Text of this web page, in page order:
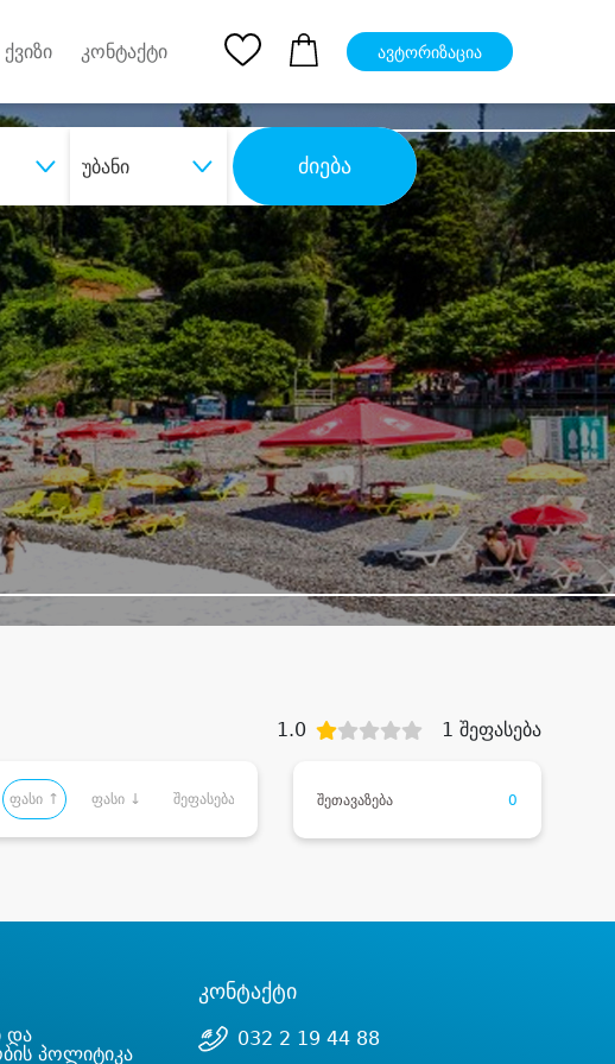
ქვიზი კონტაქტი ავტორიზაცია
უბანი ძიება
დიდი დანაზოგით
1.0 1 შეფასება
ფასი ↑ ფასი ↓ შეფასება შეთავაზება 0
და
პოლიტიკა
კონტაქტი
032 2 19 44 88